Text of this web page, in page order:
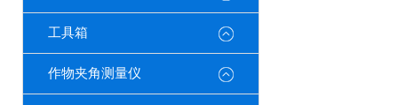
工具箱
作物夹角测量仪